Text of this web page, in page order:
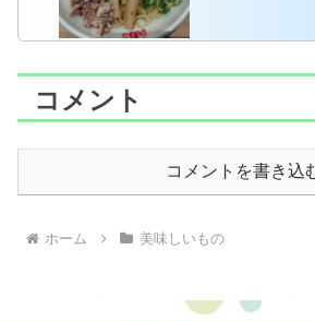
コメント
コメントを書き込
ホーム 美味しいもの